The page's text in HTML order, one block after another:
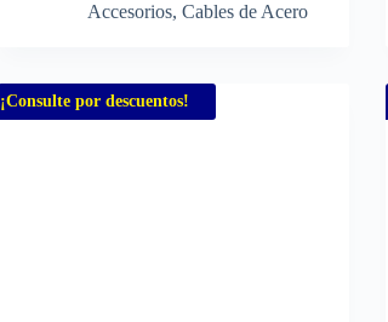
Accesorios, Cables de Acero
¡Consulte por descuentos!